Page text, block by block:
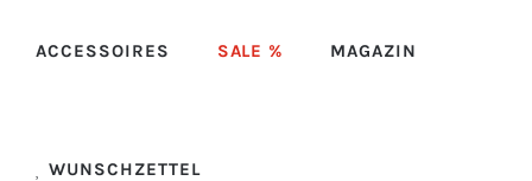
ACCESSOIRES SALE % MAGAZIN
WUNSCHZETTEL